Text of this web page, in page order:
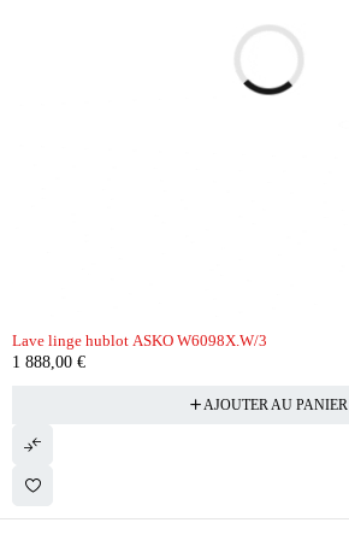
Lave linge hublot ASKO W6098X.W/3
1 888,00 €
AJOUTER AU PANIER